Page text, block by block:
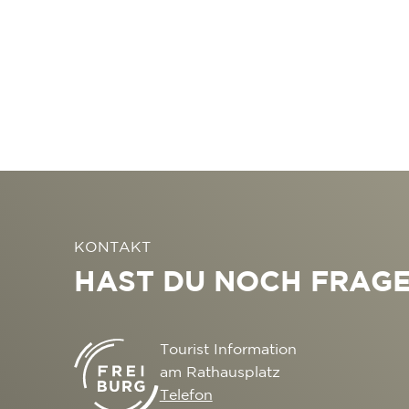
KONTAKT
HAST DU NOCH
Tourist Information
am Rathausplatz
Telefon